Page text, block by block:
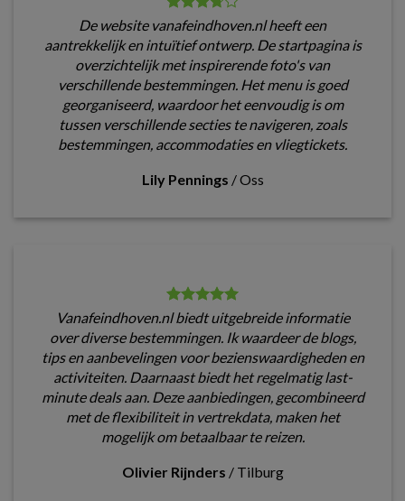
De website vanafeindhoven.nl heeft een
aantrekkelijk en intuïtief ontwerp. De startpagina is
overzichtelijk met inspirerende foto's van
verschillende bestemmingen. Het menu is goed
georganiseerd, waardoor het eenvoudig is om
tussen verschillende secties te navigeren, zoals
bestemmingen, accommodaties en vliegtickets.
Lily Pennings /Oss
Vanafeindhoven.nl biedt uitgebreide informatie
over diverse bestemmingen. Ik waardeer de blogs,
tips en aanbevelingen voor bezienswaardigheden en
activiteiten. Daarnaast biedt het regelmatig last-
minute deals aan. Deze aanbiedingen, gecombineerd
met de flexibiliteit in vertrekdata, maken het
mogelijk om betaalbaar te reizen.
Olivier Rijnders / Tilburg